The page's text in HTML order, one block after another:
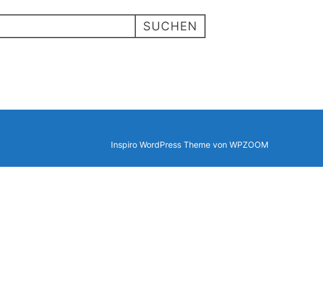
SUCHEN
Inspiro WordPress Theme von WPZOOM